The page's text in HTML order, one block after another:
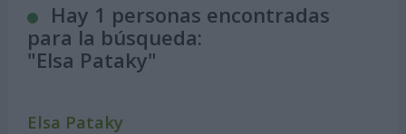
Hay 1 personas encontradas
para la búsqueda:
"Elsa Pataky"
Elsa Pataky